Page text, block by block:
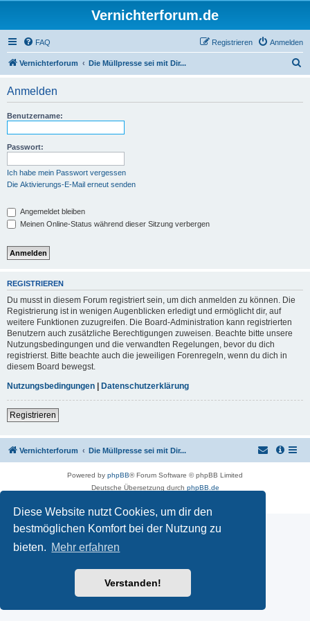
Diese Website nutzt Cookies, um dir den
bestmöglichen Komfort bei der Nutzung zu
bieten. Mehr erfahren
Verstanden!
Vernichterforum.de
FAQ Anmelden
Registrieren
Vernichterforum Die Müllpresse sei mit Dir...
Anmelden
Benutzername:
Passwort:
Ich habe mein Passwort vergessen
Die Aktivierungs-E-Mail erneut senden
Angemeldet bleiben
Meinen Online-Status während dieser Sitzung verbergen
REGISTRIEREN
Du musst in diesem Forum registriert sein, um dich anmelden zu können. Die
Registrierung ist in wenigen Augenblicken erledigt und ermöglicht dir, auf
weitere Funktionen zuzugreifen. Die Board-Administration kann registrierten
Benutzern auch zusätzliche Berechtigungen zuweisen. Beachte bitte unsere
Nutzungsbedingungen und die verwandten Regelungen, bevor du dich
registrierst. Bitte beachte auch die jeweiligen Forenregeln, wenn du dich in
diesem Board bewegst.
Nutzungsbedingungen | Datenschutzerklärung
Registrieren
Vernichterforum Die Müllpresse sei mit Dir...
Powered by phpBB® Forum Software © phpBB Limited
Deutsche Übersetzung durch phpBB.de